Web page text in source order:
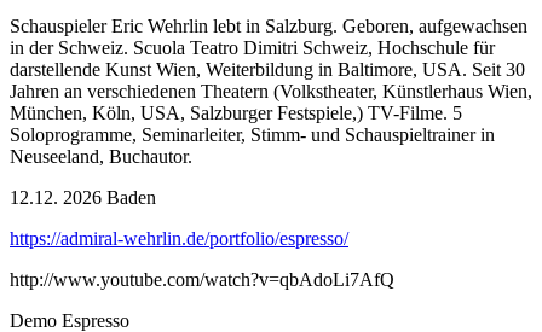
Schauspieler Eric Wehrlin lebt in Salzburg. Geboren, aufgewachsen
in der Schweiz. Scuola Teatro Dimitri Schweiz, Hochschule für
darstellende Kunst Wien, Weiterbildung in Baltimore, USA. Seit 30
Jahren an verschiedenen Theatern (Volkstheater, Künstlerhaus Wien,
München, Köln, USA, Salzburger Festspiele,) TV-Filme. 5
Soloprogramme, Seminarleiter, Stimm- und Schauspieltrainer in
Neuseeland, Buchautor.
12.12. 2026 Baden
https://admiral-wehrlin.de/portfolio/espresso/
http://www.youtube.com/watch?v=qbAdoLi7AfQ
Demo Espresso